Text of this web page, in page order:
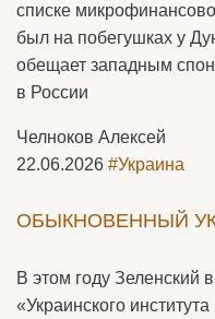
списке
был на побегушках у
обещает западным
в России
Челноков Алексей
22.06.2026 #Украина
ОБЫКНОВЕННЫЙ
В этом году Зеленский
«Украинского